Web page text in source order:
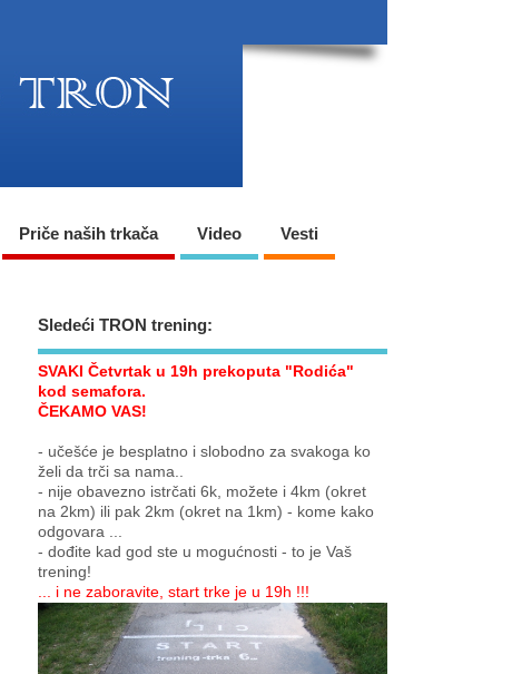
Priče naših trkača Video Vesti
Sledeći TRON trening:
SVAKI Četvrtak u 19h prekoputa "Rodića"
kod semafora.
ČEKAMO VAS!
- učešće je besplatno i slobodno za svakoga ko
želi da trči sa nama..
- nije obavezno istrčati 6k, možete i 4km (okret
na 2km) ili pak 2km (okret na 1km) - kome kako
odgovara ...
- dođite kad god ste u mogućnosti - to je Vaš
trening!
... i ne zaboravite, start trke je u 19h !!!